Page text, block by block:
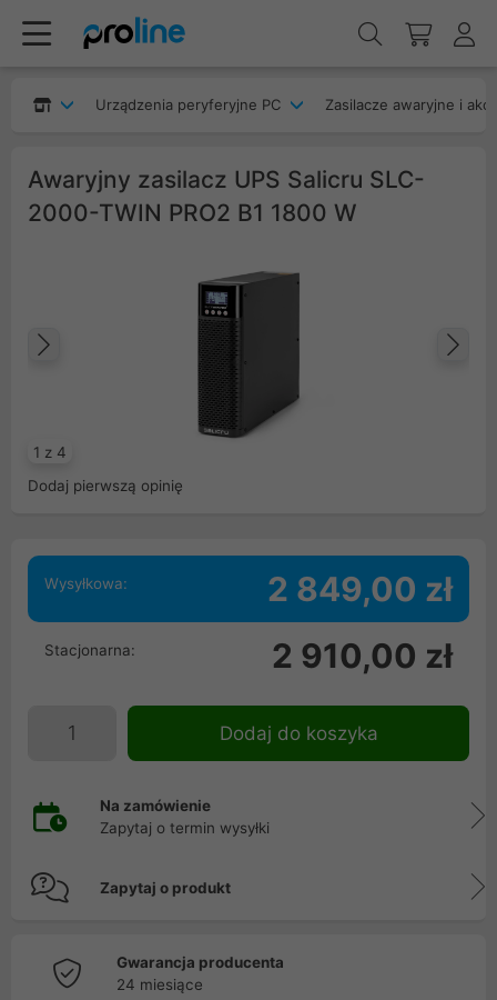
Urządzenia peryferyjne PC Zasilacze awaryjne i
Awaryjny zasilacz UPS Salicru SLC-
2000-TWIN PRO2 B1 1800 W
1 z 4
Poprzedni
Dodaj pierwszą opinię
Wysyłkowa: 2 849,00 zł
Stacjonarna: 2 910,00 zł
Dodaj do koszyka
Na zamówienie
Zapytaj o termin wysyłki
Zapytaj o produkt
Gwarancja producenta
24 miesiące